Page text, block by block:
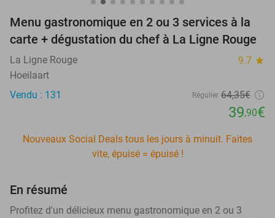
Menu gastronomique en 2 ou 3 services à la
carte + dégustation du chef à La Ligne Rouge
La Ligne Rouge 9.7 star
Hoeilaart
Vendu : 131
Régulier 64,35€
39,90€
Nouveaux Social Deals tous les jours à minuit. Faites
vite, épuisé = épuisé !
En résumé
Profitez d'un délicieux menu gastronomique en 2 ou 3